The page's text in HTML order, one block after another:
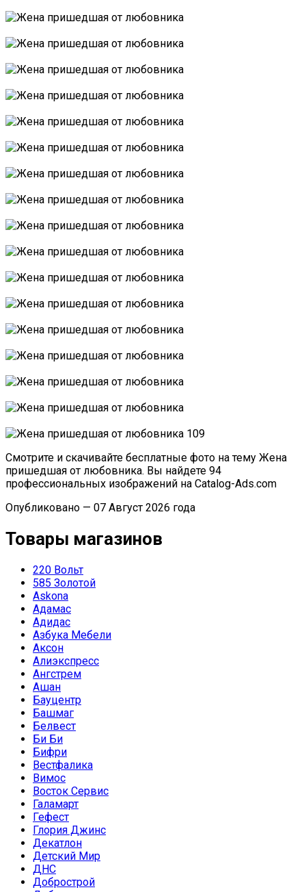
Смотрите и скачивайте бесплатные фото на тему Жена
пришедшая от любовника. Вы найдете 94
профессиональных изображений на Catalog-Ads.com
Опубликовано — 07 Август 2026 года
Товары магазинов
220 Вольт
585 Золотой
Askona
Адамас
Адидас
Азбука Мебели
Аксон
Алиэкспресс
Ангстрем
Ашан
Бауцентр
Башмаг
Белвест
Би Би
Бифри
Вестфалика
Вимос
Восток Сервис
Галамарт
Гефест
Глория Джинс
Декатлон
Детский Мир
ДНС
Добрострой